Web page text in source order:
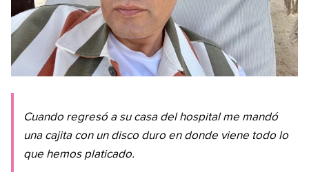
Cuando regresó a su casa del hospital me mandó
una cajita con un disco duro en donde viene todo lo
que hemos platicado.